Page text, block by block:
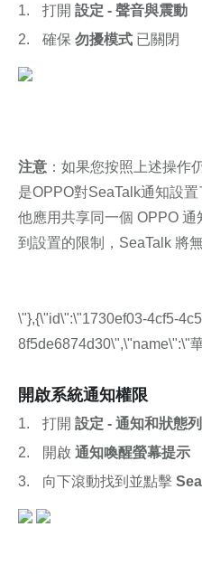
打開 設定 - 聲音與震動
確保 勿擾模式 已關閉
注意 ：如果您按照上述操作
是OPPO對SeaTalk通知設
他應用共享同一個 OPPO
到設置的限制，SeaTalk 將
\"},{\"id\":\"1730ef03-4cf5-
8f5de6874d30\",\"name\":\"
開啟系統通知權限
打開 設定 - 通知和狀態列
開啟 通知喚醒螢幕提示
向下滾動找到並點擊